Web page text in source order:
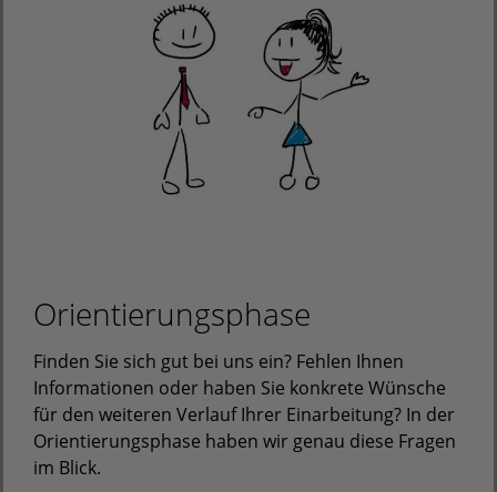
Orientierungsphase
Finden Sie sich gut bei uns ein? Fehlen Ihnen
Informationen oder haben Sie konkrete Wünsche
für den weiteren Verlauf Ihrer Einarbeitung? In der
Orientierungsphase haben wir genau diese Fragen
im Blick.